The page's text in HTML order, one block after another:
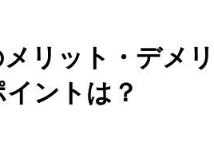
リット・デメ
ントは？